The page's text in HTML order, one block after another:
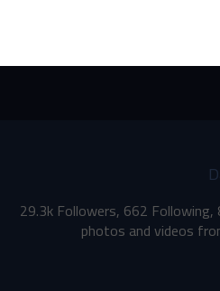
29.3k Followers, 662
photos and videos